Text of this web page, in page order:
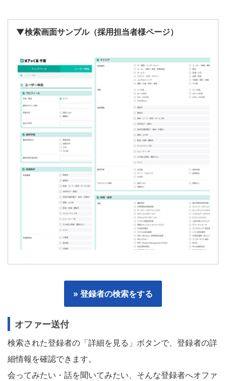
▼検索画面サンプル（採用担当者様ページ）
» 登録者の検索をする
オファー送付
検索された登録者の「詳細を見る」ボタンで、登録者の詳
細情報を確認できます。
会ってみたい・話を聞いてみたい、そんな登録者へオファ